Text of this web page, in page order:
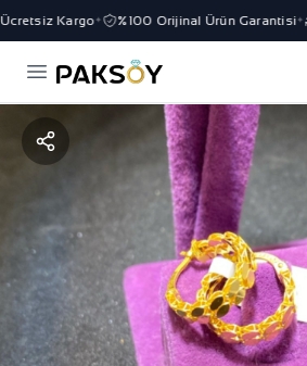
Kargo✦ %100 Orijinal Ürün Garantisi ✦